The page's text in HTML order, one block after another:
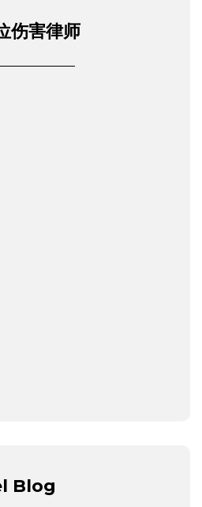
伤害律师
Blog